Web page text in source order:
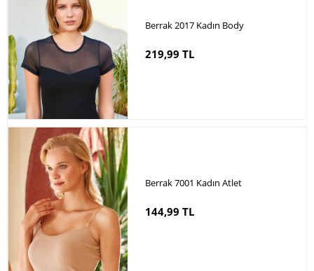
Berrak 2017 Kadın Body
219,99 TL
Berrak 7001 Kadın Atlet
144,99 TL